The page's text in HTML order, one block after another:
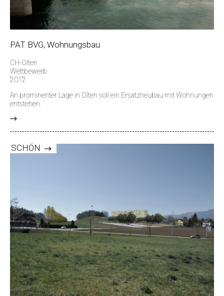
PAT BVG, Wohnungsbau
CH-Olten
Wettbewerb
2012
An prominenter Lage in Olten soll ein Ersatzneubau mit Wohnungen
entstehen.
SCHÖN